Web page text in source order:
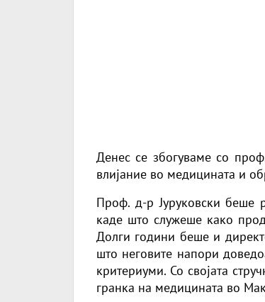
Денес се збогуваме со
влијание во медицината и
Проф. д-р Јуруковски беше
каде што служеше како
Долги години беше и
што неговите напори
критериуми. Со својата
гранка на медицината во